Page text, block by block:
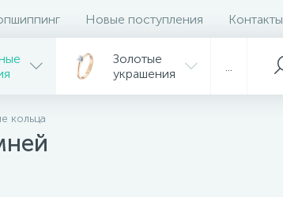
Новые поступления Контакты
Золотые
украшения
кольца